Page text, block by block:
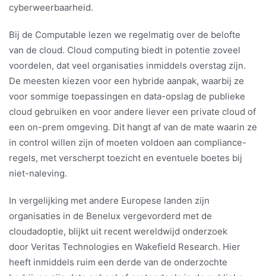
cyberweerbaarheid.
Bij de Computable lezen we regelmatig over de belofte
van de cloud. Cloud computing biedt in potentie zoveel
voordelen, dat veel organisaties inmiddels overstag zijn.
De meesten kiezen voor een hybride aanpak, waarbij ze
voor sommige toepassingen en data-opslag de publieke
cloud gebruiken en voor andere liever een private cloud of
een on-prem omgeving. Dit hangt af van de mate waarin ze
in control willen zijn of moeten voldoen aan compliance-
regels, met verscherpt toezicht en eventuele boetes bij
niet-naleving.
In vergelijking met andere Europese landen zijn
organisaties in de Benelux vergevorderd met de
cloudadoptie, blijkt uit recent wereldwijd onderzoek
door Veritas Technologies en Wakefield Research. Hier
heeft inmiddels ruim een derde van de onderzochte